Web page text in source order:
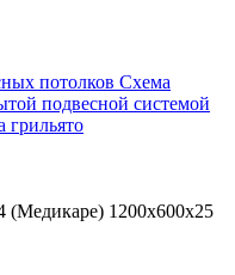
потолков Схема
подвесной системой
грильято
(Медикаре) 1200x600x25